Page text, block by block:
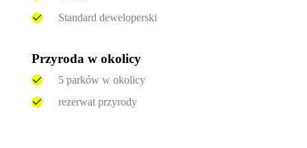
Standard deweloperski
Przyroda w okolicy
5 parków w okolicy
rezerwat przyrody